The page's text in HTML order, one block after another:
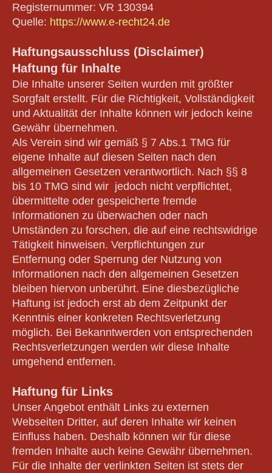
Registernummer: VR 130394
Quelle: https://www.e-recht24.de
Haftungsausschluss (Disclaimer)
Haftung für Inhalte
Die Inhalte unserer Seiten wurden mit größter
Sorgfalt erstellt. Für die Richtigkeit, Vollständigkeit
und Aktualität der Inhalte können wir jedoch keine
Gewähr übernehmen.
Als Verein sind wir gemäß § 7 Abs.1 TMG für
eigene Inhalte auf diesen Seiten nach den
allgemeinen Gesetzen verantwortlich. Nach §§ 8
bis 10 TMG sind wir jedoch nicht verpflichtet,
übermittelte oder gespeicherte fremde
Informationen zu überwachen oder nach
Umständen zu forschen, die auf eine rechtswidrige
Tätigkeit hinweisen. Verpflichtungen zur
Entfernung oder Sperrung der Nutzung von
Informationen nach den allgemeinen Gesetzen
bleiben hiervon unberührt. Eine diesbezügliche
Haftung ist jedoch erst ab dem Zeitpunkt der
Kenntnis einer konkreten Rechtsverletzung
möglich. Bei Bekanntwerden von entsprechenden
Rechtsverletzungen werden wir diese Inhalte
umgehend entfernen.
Haftung für Links
Unser Angebot enthält Links zu externen
Webseiten Dritter, auf deren Inhalte wir keinen
Einfluss haben. Deshalb können wir für diese
fremden Inhalte auch keine Gewähr übernehmen.
Für die Inhalte der verlinkten Seiten ist stets der